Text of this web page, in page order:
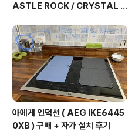
ASTLE ROCK / CRYSTAL R
R
아에게 인덕션 ( AEG IKE6445
0XB ) 구매 + 자가 설치 후기